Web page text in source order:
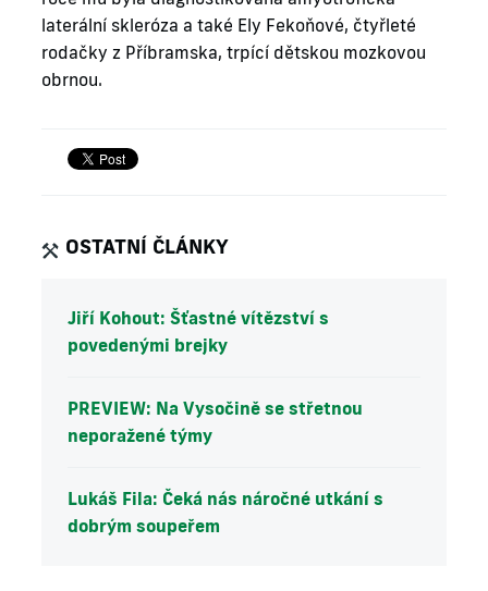
laterální skleróza a také Ely Fekoňové, čtyřleté
rodačky z Příbramska, trpící dětskou mozkovou
obrnou.
OSTATNÍ ČLÁNKY
Jiří Kohout: Šťastné vítězství s
povedenými brejky
PREVIEW: Na Vysočině se střetnou
neporažené týmy
Lukáš Fila: Čeká nás náročné utkání s
dobrým soupeřem